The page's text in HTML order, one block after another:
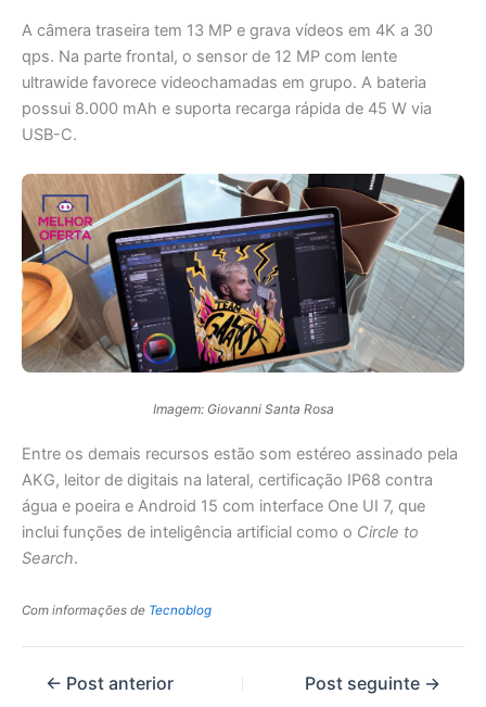
A câmera traseira tem 13 MP e grava vídeos em 4K a 30
qps. Na parte frontal, o sensor de 12 MP com lente
ultrawide favorece videochamadas em grupo. A bateria
possui 8.000 mAh e suporta recarga rápida de 45 W via
USB-C.
Imagem: Giovanni Santa Rosa
Entre os demais recursos estão som estéreo assinado pela
AKG, leitor de digitais na lateral, certificação IP68 contra
água e poeira e Android 15 com interface One UI 7, que
inclui funções de inteligência artificial como o Circle to
Search.
Com informações de Tecnoblog
← Post anterior Post seguinte →